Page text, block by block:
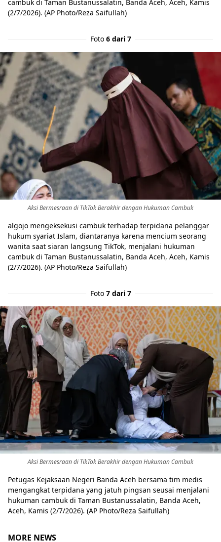
cambuk di Taman Bustanussalatin, Banda Aceh, Aceh, Kamis
(2/7/2026). (AP Photo/Reza Saifullah)
Foto 6 dari 7
Aksi Bermesraan di TikTok Berakhir dengan Hukuman Cambuk
algojo mengeksekusi cambuk terhadap terpidana pelanggar
hukum syariat Islam, diantaranya karena mencium seorang
wanita saat siaran langsung TikTok, menjalani hukuman
cambuk di Taman Bustanussalatin, Banda Aceh, Aceh, Kamis
(2/7/2026). (AP Photo/Reza Saifullah)
Foto 7 dari 7
Aksi Bermesraan di TikTok Berakhir dengan Hukuman Cambuk
Petugas Kejaksaan Negeri Banda Aceh bersama tim medis
mengangkat terpidana yang jatuh pingsan seusai menjalani
hukuman cambuk di Taman Bustanussalatin, Banda Aceh,
Aceh, Kamis (2/7/2026). (AP Photo/Reza Saifullah)
MORE NEWS